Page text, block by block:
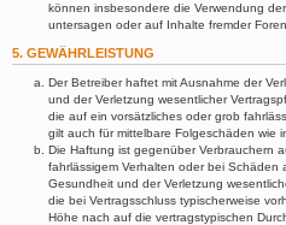
können insbesondere die Verwendung
untersagen oder auf Inhalte fremder
5. GEWÄHRLEISTUNG
Der Betreiber haftet mit Ausnahme der
und der Verletzung wesentlicher
die auf ein vorsätzliches oder grob
gilt auch für mittelbare Folgeschäden wie
Die Haftung ist gegenüber Verbrauchern
fahrlässigem Verhalten oder bei
Gesundheit und der Verletzung
die bei Vertragsschluss typischerweise
Höhe nach auf die vertragstypischen